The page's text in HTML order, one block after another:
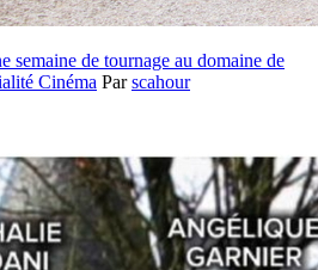
semaine de tournage au domaine de
Cinéma Parscahour